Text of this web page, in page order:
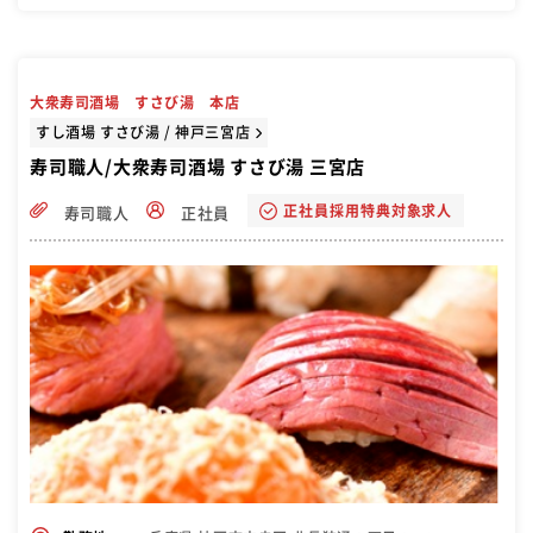
大衆寿司酒場 すさび湯 本店
すし酒場 すさび湯 / 神戸三宮店
寿司職人/大衆寿司酒場 すさび湯 三宮店
寿司職人 正社員 正社員採用特典対象求人